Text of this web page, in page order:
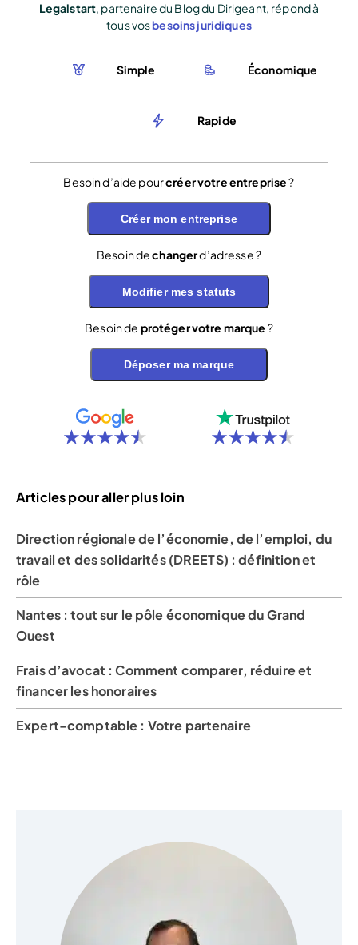
Legalstart, partenaire du Blog du Dirigeant, répond à
tous vosbesoins juridiques
Simple Économique
Rapide
Besoin d’aide pourcréer votre entreprise?
Créer mon entreprise
Besoin dechangerd’adresse ?
Modifier mes statuts
Besoin de protéger votre marque ?
Déposer ma marque
Articles pour aller plus loin
Direction régionale de l’économie, de l’emploi, du
travail et des solidarités (DREETS) : définition et
rôle
Nantes : tout sur le pôle économique du Grand
Ouest
Frais d’avocat : Comment comparer, réduire et
financer les honoraires
Expert-comptable : Votre partenaire